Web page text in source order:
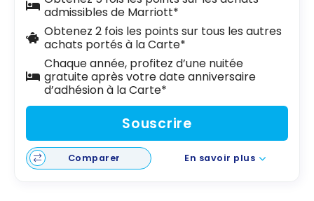
admissibles de Marriott*
Obtenez 2 fois les points sur tous les autres
achats portés à la Carte*
Chaque année, profitez d’une nuitée
gratuite après votre date anniversaire
d’adhésion à la Carte*
Souscrire
Comparer En savoir plus